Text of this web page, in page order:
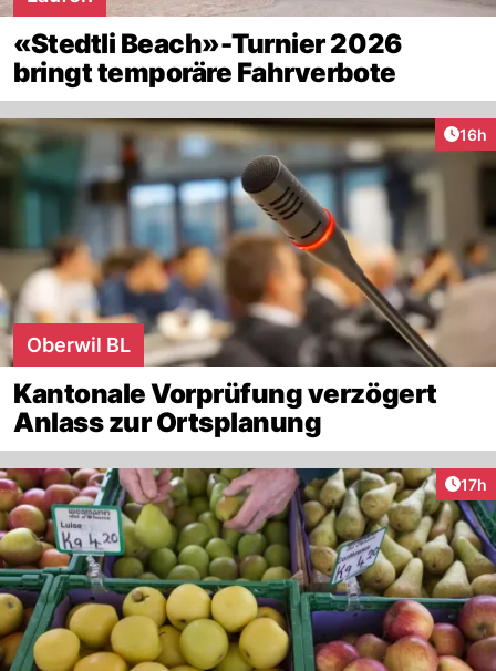
«Stedtli Beach»-Turnier 2026
bringt temporäre Fahrverbote
16h
Oberwil BL
Kantonale Vorprüfung verzögert
Anlass zur Ortsplanung
17h